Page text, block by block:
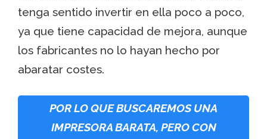
tenga sentido invertir en ella poco a poco,
ya que tiene capacidad de mejora, aunque
los fabricantes no lo hayan hecho por
abaratar costes.
POR LO QUE BUSCAREMOS UNA
IMPRESORA BARATA, PERO CON